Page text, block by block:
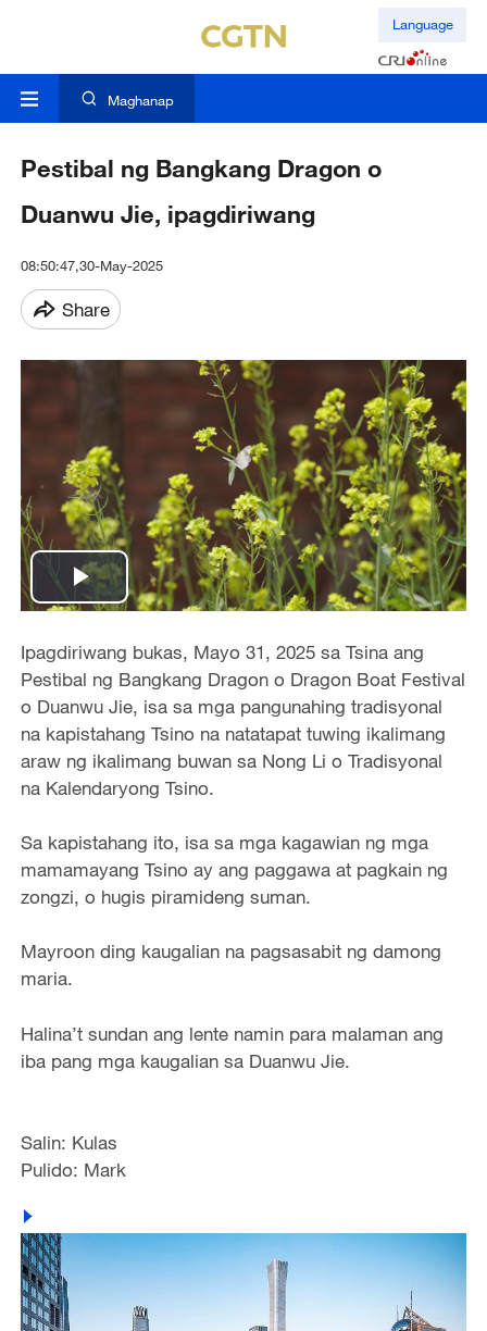
Language
Maghanap
Pestibal ng Bangkang Dragon o
Duanwu Jie, ipagdiriwang
08:50:47,30-May-2025
Share
Play
Video
Ipagdiriwang bukas, Mayo 31, 2025 sa Tsina ang
Pestibal ng Bangkang Dragon o Dragon Boat Festival
o Duanwu Jie, isa sa mga pangunahing tradisyonal
na kapistahang Tsino na natatapat tuwing ikalimang
araw ng ikalimang buwan sa Nong Li o Tradisyonal
na Kalendaryong Tsino.
Sa kapistahang ito, isa sa mga kagawian ng mga
mamamayang Tsino ay ang paggawa at pagkain ng
zongzi, o hugis piramideng suman.
Mayroon ding kaugalian na pagsasabit ng damong
maria.
Halina’t sundan ang lente namin para malaman ang
iba pang mga kaugalian sa Duanwu Jie.
Salin: Kulas
Pulido: Mark